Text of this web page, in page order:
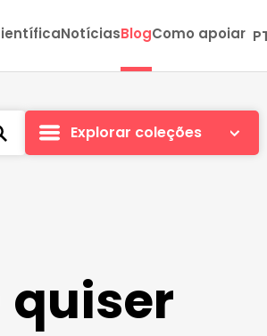
NotíciasBlogComo apoiar
Explorar coleções
quiser